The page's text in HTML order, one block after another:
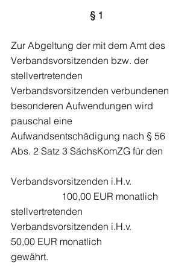
§ 1
Zur Abgeltung der mit dem Amt des
Verbandsvorsitzenden bzw. der
stellvertretenden
Verbandsvorsitzenden verbundenen
besonderen Aufwendungen wird
pauschal eine
Aufwandsentschädigung nach § 56
Abs. 2 Satz 3 SächsKomZG für den
Verbandsvorsitzenden i.H.v.
100,00 EUR monatlich
stellvertretenden
Verbandsvorsitzenden i.H.v.
50,00 EUR monatlich
gewährt.